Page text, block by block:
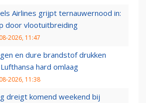
Airlines grijpt ternauwernood in:
door vlootuitbreiding
2026, 11:47
en dure brandstof drukken
hard omlaag
2026, 11:38
dreigt komend weekend bij